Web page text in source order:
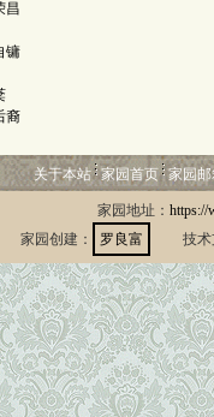
昌
镛
裔
关于本站 家园首页 家园
家园地址： https://
家园创建：
罗良富 技术